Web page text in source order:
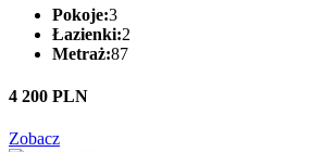
Pokoje:3
Łazienki:2
Metraż:87
4 200 PLN
Zobacz